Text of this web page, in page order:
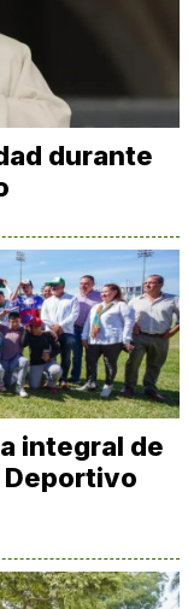
durante
integral de
Deportivo